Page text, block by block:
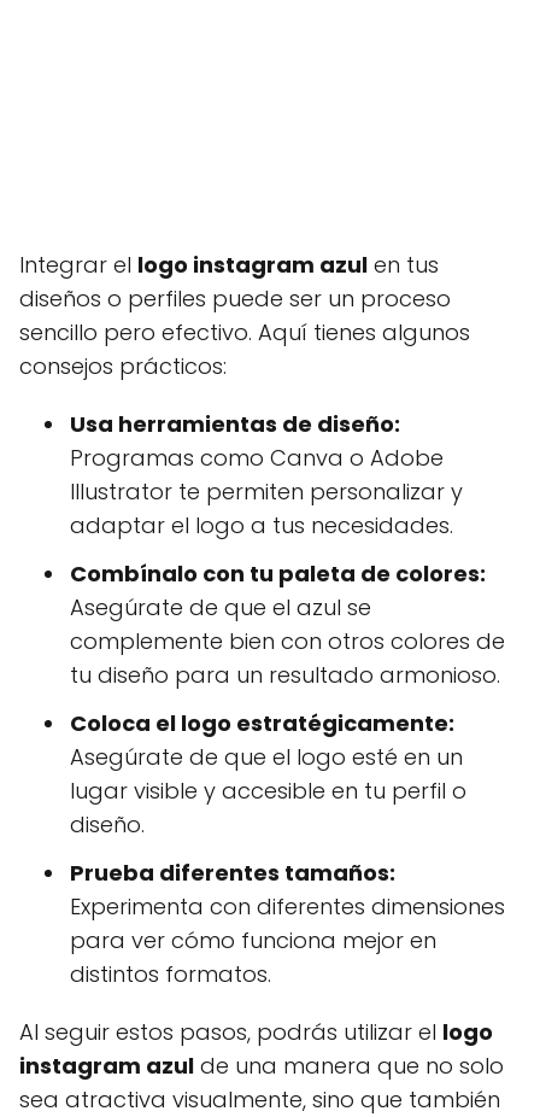
Integrar el logo instagram azul en tus
diseños o perfiles puede ser un proceso
sencillo pero efectivo. Aquí tienes algunos
consejos prácticos:
Usa herramientas de diseño:
Programas como Canva o Adobe
Illustrator te permiten personalizar y
adaptar el logo a tus necesidades.
Combínalo con tu paleta de colores:
Asegúrate de que el azul se
complemente bien con otros colores de
tu diseño para un resultado armonioso.
Coloca el logo estratégicamente:
Asegúrate de que el logo esté en un
lugar visible y accesible en tu perfil o
diseño.
Prueba diferentes tamaños:
Experimenta con diferentes dimensiones
para ver cómo funciona mejor en
distintos formatos.
Al seguir estos pasos, podrás utilizar el logo
instagram azul de una manera que no solo
sea atractiva visualmente, sino que también